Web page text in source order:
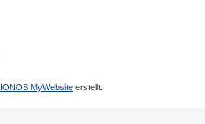
IONOS MyWebsite erstellt.